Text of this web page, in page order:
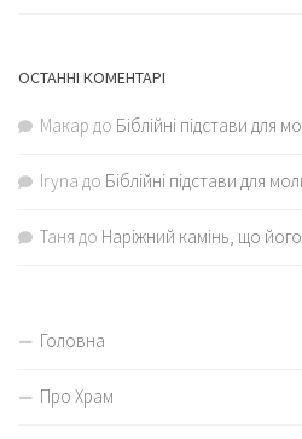
ОСТАННІ КОМЕНТАРІ
Макар до Біблійні підстави для
Iryna до Біблійні підстави для
Таня до Наріжний камінь, що
Головна
Про Храм